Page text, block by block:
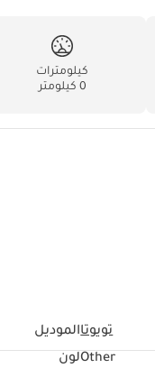
كيلومترات
0 كيلومتر
تويوتاالموديل
Otherلون